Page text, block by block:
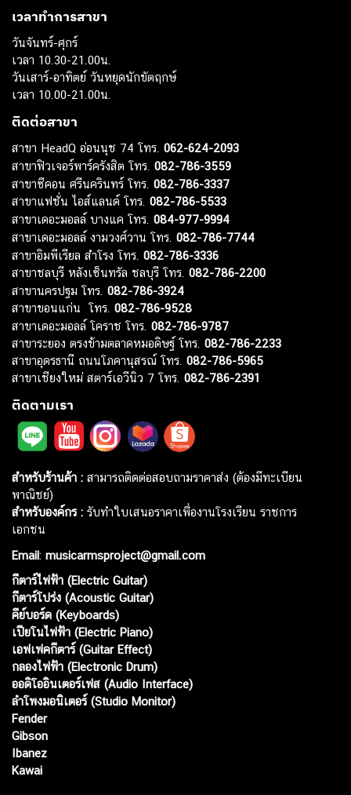
เวลาทำการสาขา
วันจันทร์-ศุกร์
เวลา 10.30-21.00น.
วันเสาร์-อาทิตย์ วันหยุดนักขัตฤกษ์
เวลา 10.00-21.00น.
ติดต่อสาขา
สาขา HeadQ อ่อนนุช 74 โทร. 062-624-2093
สาขาฟิวเจอร์พาร์ครังสิต โทร. 082-786-3559
สาขาซีคอน ศรีนครินทร์ โทร. 082-786-3337
สาขาแฟชั่น ไอส์แลนด์ โทร. 082-786-5533
สาขาเดอะมอลล์ บางแค โทร. 084-977-9994
สาขาเดอะมอลล์ งามวงศ์วาน โทร. 082-786-7744
สาขาอิมพีเรียล สำโรง โทร. 082-786-3336
สาขาชลบุรี หลังเซ็นทรัล ชลบุรี โทร. 082-786-2200
สาขานครปฐม โทร. 082-786-3924
สาขาขอนแก่น โทร. 082-786-9528
สาขาเดอะมอลล์ โคราช โทร. 082-786-9787
สาขาระยอง ตรงข้ามตลาดหมอดิษฐ์ โทร. 082-786-2233
สาขาอุดรธานี ถนนโภคานุสรณ์ โทร. 082-786-5965
สาขาเชียงใหม่ สตาร์เอวีนิว 7 โทร. 082-786-2391
ติดตามเรา
สำหรับร้านค้า : สามารถติดต่อสอบถามราคาส่ง (ต้องมีทะเบียน
พาณิชย์)
สำหรับองค์กร : รับทำใบเสนอราคาเพื่องานโรงเรียน ราชการ
เอกชน
Email: musicarmsproject@gmail.com
กีตาร์ไฟฟ้า (Electric Guitar)
กีตาร์โปร่ง (Acoustic Guitar)
คีย์บอร์ด (Keyboards)
เปียโนไฟฟ้า (Electric Piano)
เอฟเฟคกีตาร์ (Guitar Effect)
กลองไฟฟ้า (Electronic Drum)
ออดิโออินเตอร์เฟส (Audio Interface)
ลำโพงมอนิเตอร์ (Studio Monitor)
Fender
Gibson
Ibanez
Kawai